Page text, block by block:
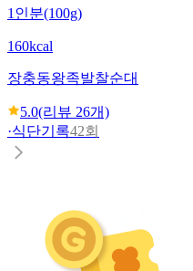
1인분(100g)
160kcal
장충동왕족발찰순대
5.0(리뷰 26개)
·식단기록42회